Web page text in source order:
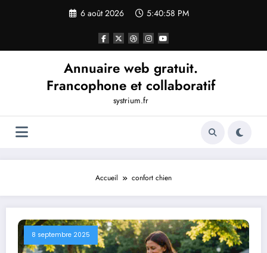
6 août 2026 5:40:59 PM
Annuaire web gratuit.
Francophone et collaboratif
systrium.fr
Accueil confort chien
8 septembre 2025